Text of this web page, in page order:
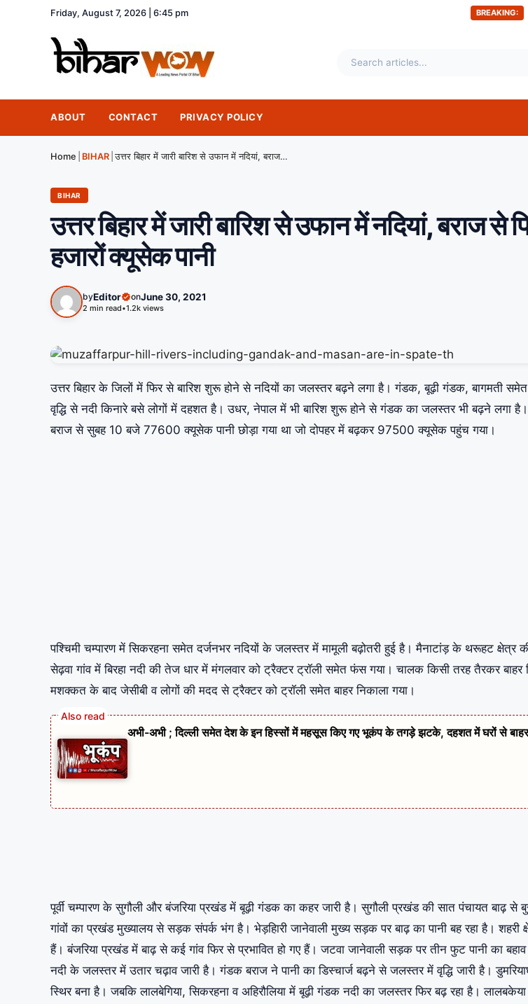
Friday, August 7, 2026 | 6:45 pm BREAKING:
अभी-अभी ; दिल्ली समेत देश के इन हिस्सों में महसूस
ABOUT CONTACT PRIVACY POLICY
Home BIHAR उत्तर बिहार में जारी बारिश से उफान में नदियां, बराज से फिर छोड़ा गया हजारों क्यूसेक पानी
BIHAR
उत्तर बिहार में जारी बारिश से उफान में नदियां, बराज से
हजारों क्यूसेक पानी
byEditor onJune 30, 2021
2 min read•1.2k views
उत्तर बिहार के जिलों में फिर से बारिश शुरू होने से नदियों का जलस्तर बढ़ने लगा है। गंडक, बूढ़ी गंडक, बागमती
वृद्धि से नदी किनारे बसे लोगों में दहशत है। उधर, नेपाल में भी बारिश शुरू होने से गंडक का जलस्तर भी बढ़ने लगा है।
बराज से सुबह 10 बजे 77600 क्यूसेक पानी छोड़ा गया था जो दोपहर में बढ़कर 97500 क्यूसेक पहुंच गया।
पश्चिमी चम्पारण में सिकरहना समेत दर्जनभर नदियों के जलस्तर में मामूली बढ़ोतरी हुई है। मैनाटांड़ के थरूहट क्षेत्र
सेढ़वा गांव में बिरहा नदी की तेज धार में मंगलवार को ट्रैक्टर ट्रॉली समेत फंस गया। चालक किसी तरह तैरकर बाहर
मशक्कत के बाद जेसीबी व लोगों की मदद से ट्रैक्टर को ट्रॉली समेत बाहर निकाला गया।
अभी-अभी ; दिल्ली समेत देश के इन हिस्सों में महसूस किए गए भूकंप के तगड़े झटके, दहशत में घरों से
पूर्वी चम्पारण के सुगौली और बंजरिया प्रखंड में बूढ़ी गंडक का कहर जारी है। सुगौली प्रखंड की सात पंचायत बाढ़ से
गांवों का प्रखंड मुख्यालय से सड़क संपर्क भंग है। भेड़हिारी जानेवाली मुख्य सड़क पर बाढ़ का पानी बह रहा है। शहरी
हैं। बंजरिया प्रखंड में बाढ़ से कई गांव फिर से प्रभावित हो गए हैं। जटवा जानेवाली सड़क पर तीन फुट पानी का
नदी के जलस्तर में उतार चढ़ाव जारी है। गंडक बराज ने पानी का डिस्चार्ज बढ़ने से जलस्तर में वृद्धि जारी है।
स्थिर बना है। जबकि लालबेगिया, सिकरहना व अहिरौलिया में बूढ़ी गंडक नदी का जलस्तर फिर बढ़ रहा है।